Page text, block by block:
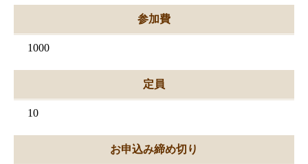
参加費
1000
定員
10
お申込み締め切り